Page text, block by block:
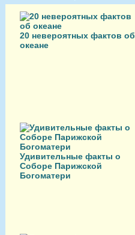
20 невероятных фактов об
океане
Удивительные факты о
Соборе Парижской
Богоматери